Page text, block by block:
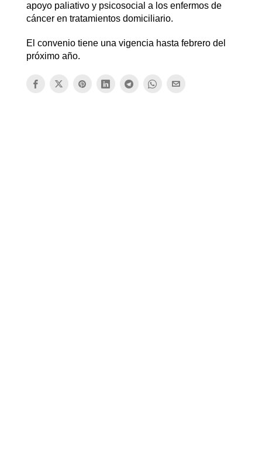
apoyo paliativo y psicosocial a los enfermos de
cáncer en tratamientos domiciliario.
El convenio tiene una vigencia hasta febrero del
próximo año.